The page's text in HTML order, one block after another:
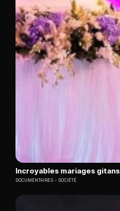
Incroyables mariages gitans
DOCUMENTAIRES SOCIÉTÉ